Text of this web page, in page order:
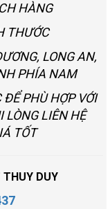
HÀNG
THƯỚC
LONG AN,
PHÍA NAM
PHÙ HỢP VỚI
LÒNG LIÊN HỆ
TỐT
THUY DUY